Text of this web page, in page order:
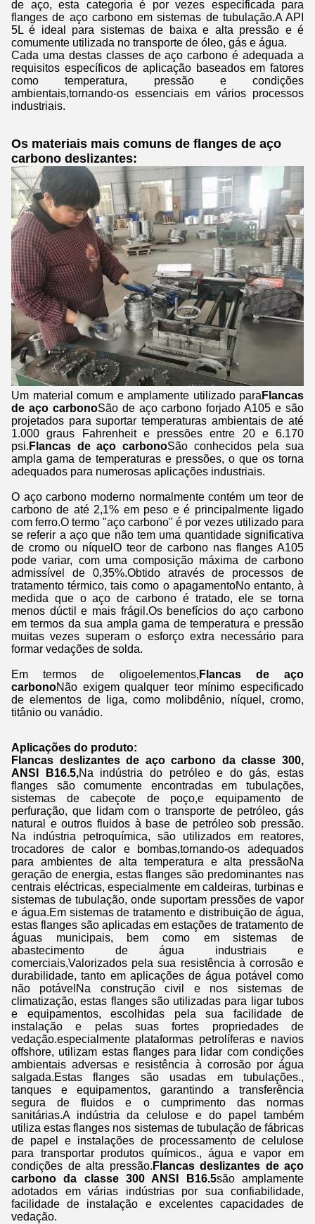
de aço, esta categoria é por vezes especificada para
flanges de aço carbono em sistemas de tubulação.A API
5L é ideal para sistemas de baixa e alta pressão e é
comumente utilizada no transporte de óleo, gás e água.
Cada uma destas classes de aço carbono é adequada a
requisitos específicos de aplicação baseados em fatores
como temperatura, pressão e condições
ambientais,tornando-os essenciais em vários processos
industriais.
Os materiais mais comuns de flanges de aço
carbono deslizantes:
Um material comum e amplamente utilizado para Flancas
de aço carbonoSão de aço carbono forjado A105 e são
projetados para suportar temperaturas ambientais de até
1.000 graus Fahrenheit e pressões entre 20 e 6.170
psi. Flancas de aço carbonoSão conhecidos pela sua
ampla gama de temperaturas e pressões, o que os torna
adequados para numerosas aplicações industriais.
O aço carbono moderno normalmente contém um teor de
carbono de até 2,1% em peso e é principalmente ligado
com ferro.O termo "aço carbono" é por vezes utilizado para
se referir a aço que não tem uma quantidade significativa
de cromo ou níquelO teor de carbono nas flanges A105
pode variar, com uma composição máxima de carbono
admissível de 0,35%.Obtido através de processos de
tratamento térmico, tais como o apagamentoNo entanto, à
medida que o aço de carbono é tratado, ele se torna
menos dúctil e mais frágil.Os benefícios do aço carbono
em termos da sua ampla gama de temperatura e pressão
muitas vezes superam o esforço extra necessário para
formar vedações de solda.
Em termos de oligoelementos, Flancas de aço
carbonoNão exigem qualquer teor mínimo especificado
de elementos de liga, como molibdênio, níquel, cromo,
titânio ou vanádio.
Aplicações do produto:
Flancas deslizantes de aço carbono da classe 300,
ANSI B16.5,Na indústria do petróleo e do gás, estas
flanges são comumente encontradas em tubulações,
sistemas de cabeçote de poço,e equipamento de
perfuração, que lidam com o transporte de petróleo, gás
natural e outros fluidos à base de petróleo sob pressão.
Na indústria petroquímica, são utilizados em reatores,
trocadores de calor e bombas,tornando-os adequados
para ambientes de alta temperatura e alta pressãoNa
geração de energia, estas flanges são predominantes nas
centrais eléctricas, especialmente em caldeiras, turbinas e
sistemas de tubulação, onde suportam pressões de vapor
e água.Em sistemas de tratamento e distribuição de água,
estas flanges são aplicadas em estações de tratamento de
águas municipais, bem como em sistemas de
abastecimento de água industriais e
comerciais,Valorizados pela sua resistência à corrosão e
durabilidade, tanto em aplicações de água potável como
não potávelNa construção civil e nos sistemas de
climatização, estas flanges são utilizadas para ligar tubos
e equipamentos, escolhidas pela sua facilidade de
instalação e pelas suas fortes propriedades de
vedação.especialmente plataformas petrolíferas e navios
offshore, utilizam estas flanges para lidar com condições
ambientais adversas e resistência à corrosão por água
salgada.Estas flanges são usadas em tubulações.,
tanques e equipamentos, garantindo a transferência
segura de fluidos e o cumprimento das normas
sanitárias.A indústria da celulose e do papel também
utiliza estas flanges nos sistemas de tubulação de fábricas
de papel e instalações de processamento de celulose
para transportar produtos químicos., água e vapor em
condições de alta pressão. Flancas deslizantes de aço
carbono da classe 300 ANSI B16.5são amplamente
adotados em várias indústrias por sua confiabilidade,
facilidade de instalação e excelentes capacidades de
vedação.